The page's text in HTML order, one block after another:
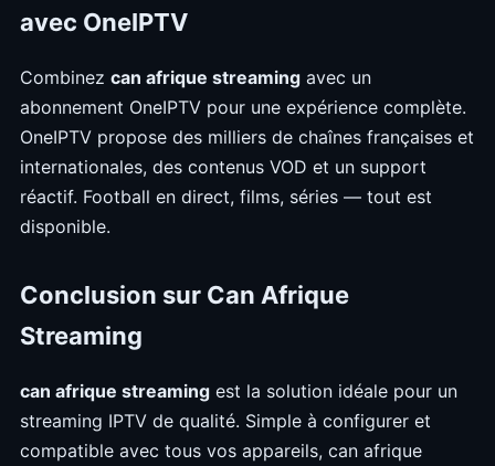
avec OneIPTV
Combinez can afrique streaming avec un
abonnement OneIPTV pour une expérience complète.
OneIPTV propose des milliers de chaînes françaises et
internationales, des contenus VOD et un support
réactif. Football en direct, films, séries — tout est
disponible.
Conclusion sur Can Afrique
Streaming
can afrique streaming est la solution idéale pour un
streaming IPTV de qualité. Simple à configurer et
compatible avec tous vos appareils, can afrique